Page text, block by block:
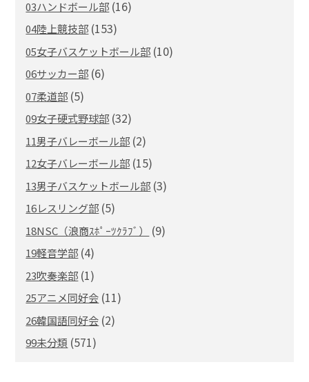
03ハンドボール部 (16)
04陸上競技部 (153)
05女子バスケットボール部 (10)
06サッカー部 (6)
07柔道部 (5)
09女子硬式野球部 (32)
11男子バレーボール部 (2)
12女子バレーボール部 (15)
13男子バスケットボール部 (3)
16レスリング部 (5)
18NSC（浪商ｽﾎﾟｰﾂｸﾗﾌﾞ） (9)
19軽音学部 (4)
23吹奏楽部 (1)
25アニメ同好会 (11)
26韓国語同好会 (2)
99未分類 (571)